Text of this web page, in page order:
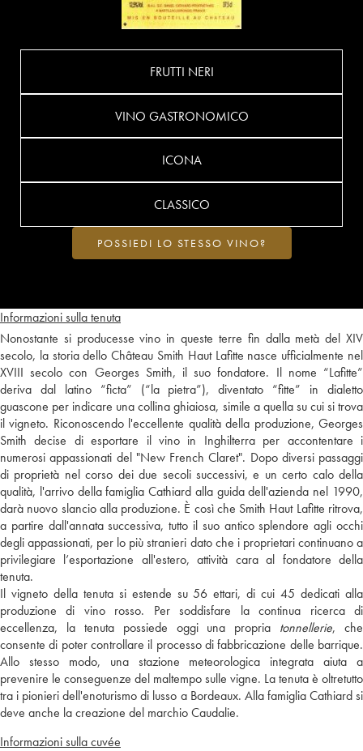
Informazioni sulla tenuta
Nonostante si producesse vino in queste terre fin dalla metà del XIV
secolo, la storia dello Château Smith Haut Lafitte nasce ufficialmente nel
XVIII secolo con Georges Smith, il suo fondatore. Il nome “Lafitte”
deriva dal latino “ficta” (“la pietra”), diventato “fitte” in dialetto
guascone per indicare una collina ghiaiosa, simile a quella su cui si trova
il vigneto. Riconoscendo l'eccellente qualità della produzione, Georges
Smith decise di esportare il vino in Inghilterra per accontentare i
numerosi appassionati del "New French Claret". Dopo diversi passaggi
di proprietà nel corso dei due secoli successivi, e un certo calo della
qualità, l'arrivo della famiglia Cathiard alla guida dell'azienda nel 1990,
darà nuovo slancio alla produzione. È così che Smith Haut Lafitte ritrova,
a partire dall'annata successiva, tutto il suo antico splendore agli occhi
degli appassionati, per lo più stranieri dato che i proprietari continuano a
privilegiare l’esportazione all'estero, attività cara al fondatore della
tenuta.
Il vigneto della tenuta si estende su 56 ettari, di cui 45 dedicati alla
produzione di vino rosso. Per soddisfare la continua ricerca di
eccellenza, la tenuta possiede oggi una propria tonnellerie, che
consente di poter controllare il processo di fabbricazione delle barrique.
Allo stesso modo, una stazione meteorologica integrata aiuta a
prevenire le conseguenze del maltempo sulle vigne. La tenuta è oltretutto
tra i pionieri dell'enoturismo di lusso a Bordeaux. Alla famiglia Cathiard si
deve anche la creazione del marchio Caudalie.
Informazioni sulla cuvée
FRUTTI NERI
VINO GASTRONOMICO
ICONA
CLASSICO
POSSIEDI LO STESSO VINO?